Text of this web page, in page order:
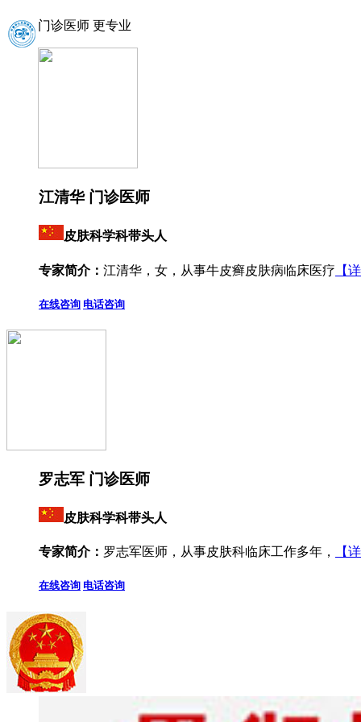
门诊医师 更专业
江清华 门诊医师
皮肤科学科带头人
专家简介： 江清华，女，从事牛皮癣皮肤病临床医疗 【
在线咨询 电话咨询
罗志军 门诊医师
皮肤科学科带头人
专家简介： 罗志军医师，从事皮肤科临床工作多年， 【
在线咨询 电话咨询